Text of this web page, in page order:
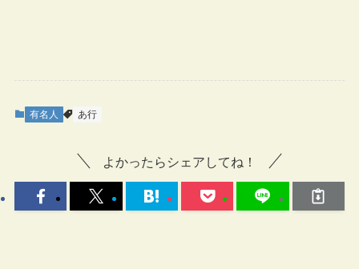
有名人 あ行
よかったらシェアしてね！